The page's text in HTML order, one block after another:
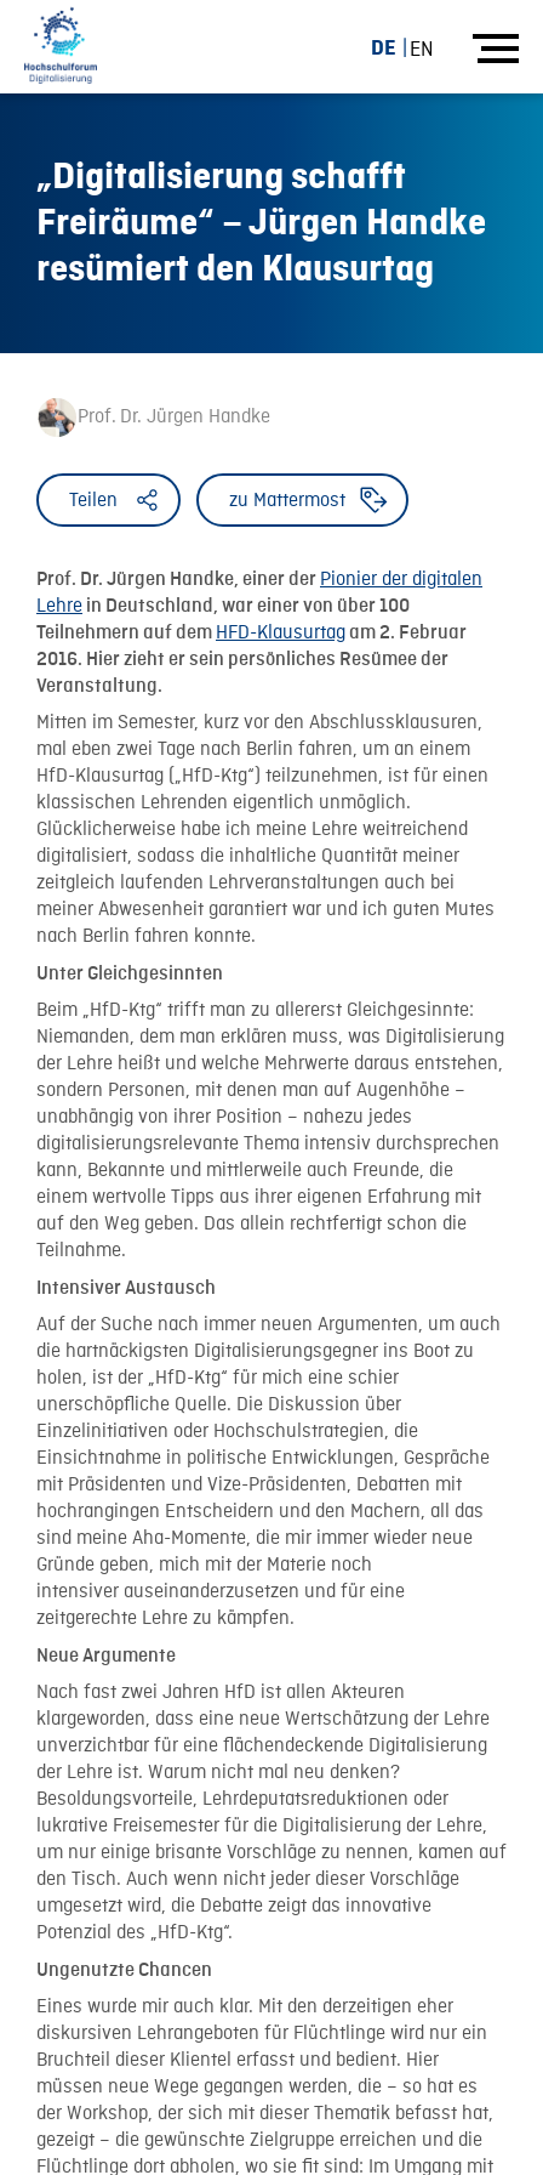
DE EN
„Digitalisierung schafft
Freiräume“ – Jürgen Handke
resümiert den Klausurtag
Prof. Dr. Jürgen Handke
Teilen zu Mattermost
Prof. Dr. Jürgen Handke, einer der Pionier der digitalen
Lehre in Deutschland, war einer von über 100
Teilnehmern auf dem HFD-Klausurtagam 2. Februar
2016. Hier zieht er sein persönliches Resümee der
Veranstaltung.
Mitten im Semester, kurz vor den Abschlussklausuren,
mal eben zwei Tage nach Berlin fahren, um an einem
HfD-Klausurtag („HfD-Ktg“) teilzunehmen, ist für einen
klassischen Lehrenden eigentlich unmöglich.
Glücklicherweise habe ich meine Lehre weitreichend
digitalisiert, sodass die inhaltliche Quantität meiner
zeitgleich laufenden Lehrveranstaltungen auch bei
meiner Abwesenheit garantiert war und ich guten Mutes
nach Berlin fahren konnte.
Unter Gleichgesinnten
Beim „HfD-Ktg“ trifft man zu allererst Gleichgesinnte:
Niemanden, dem man erklären muss, was Digitalisierung
der Lehre heißt und welche Mehrwerte daraus entstehen,
sondern Personen, mit denen man auf Augenhöhe –
unabhängig von ihrer Position – nahezu jedes
digitalisierungsrelevante Thema intensiv durchsprechen
kann, Bekannte und mittlerweile auch Freunde, die
einem wertvolle Tipps aus ihrer eigenen Erfahrung mit
auf den Weg geben. Das allein rechtfertigt schon die
Teilnahme.
Intensiver Austausch
Auf der Suche nach immer neuen Argumenten, um auch
die hartnäckigsten Digitalisierungsgegner ins Boot zu
holen, ist der „HfD-Ktg“ für mich eine schier
unerschöpfliche Quelle. Die Diskussion über
Einzelinitiativen oder Hochschulstrategien, die
Einsichtnahme in politische Entwicklungen, Gespräche
mit Präsidenten und Vize-Präsidenten, Debatten mit
hochrangingen Entscheidern und den Machern, all das
sind meine Aha-Momente, die mir immer wieder neue
Gründe geben, mich mit der Materie noch
intensiver auseinanderzusetzen und für eine
zeitgerechte Lehre zu kämpfen.
Neue Argumente
Nach fast zwei Jahren HfD ist allen Akteuren
klargeworden, dass eine neue Wertschätzung der Lehre
unverzichtbar für eine flächendeckende Digitalisierung
der Lehre ist. Warum nicht mal neu denken?
Besoldungsvorteile, Lehrdeputatsreduktionen oder
lukrative Freisemester für die Digitalisierung der Lehre,
um nur einige brisante Vorschläge zu nennen, kamen auf
den Tisch. Auch wenn nicht jeder dieser Vorschläge
umgesetzt wird, die Debatte zeigt das innovative
Potenzial des „HfD-Ktg“.
Ungenutzte Chancen
Eines wurde mir auch klar. Mit den derzeitigen eher
diskursiven Lehrangeboten für Flüchtlinge wird nur ein
Bruchteil dieser Klientel erfasst und bedient. Hier
müssen neue Wege gegangen werden, die – so hat es
der Workshop, der sich mit dieser Thematik befasst hat,
gezeigt – die gewünschte Zielgruppe erreichen und die
Flüchtlinge dort abholen, wo sie fit sind: Im Umgang mit